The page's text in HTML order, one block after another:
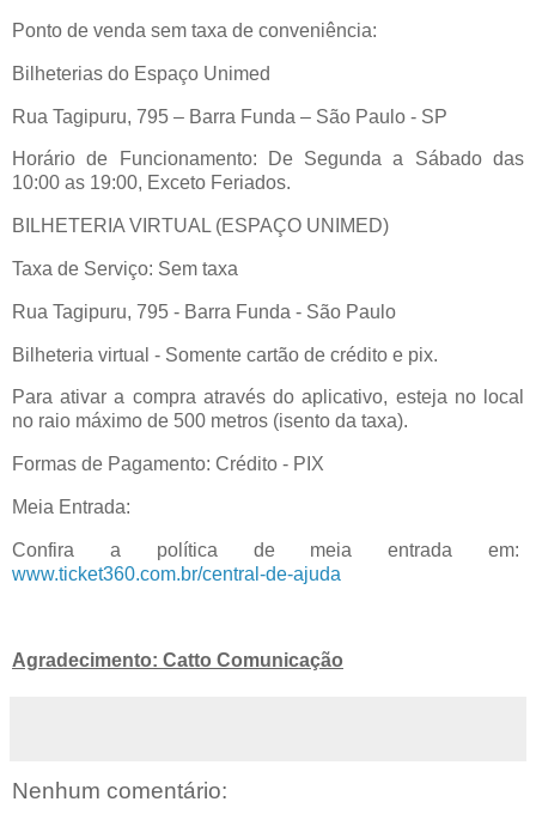
Ponto de venda sem taxa de conveniência:
Bilheterias do Espaço Unimed
Rua Tagipuru, 795 – Barra Funda – São Paulo - SP
Horário de Funcionamento: De Segunda a Sábado das
10:00 as 19:00, Exceto Feriados.
BILHETERIA VIRTUAL (ESPAÇO UNIMED)
Taxa de Serviço: Sem taxa
Rua Tagipuru, 795 - Barra Funda - São Paulo
Bilheteria virtual - Somente cartão de crédito e pix.
Para ativar a compra através do aplicativo, esteja no local
no raio máximo de 500 metros (isento da taxa).
Formas de Pagamento: Crédito - PIX
Meia Entrada:
Confira a política de meia entrada em:
www.ticket360.com.br/central-de-ajuda
Agradecimento: Catto Comunicação
Nenhum comentário: